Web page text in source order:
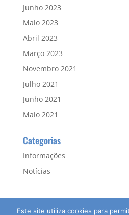
Junho 2023
Maio 2023
Abril 2023
Março 2023
Novembro 2021
Julho 2021
Junho 2021
Maio 2021
Categorias
Informações
Notícias
Este site utiliza cookies para